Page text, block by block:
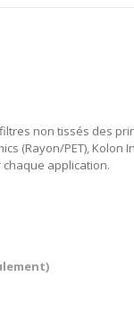
non tissés des
(Rayon/PET),
application.